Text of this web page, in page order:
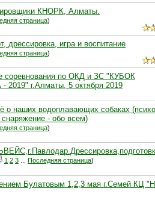
КНОРК, Алматы.
страница)
дрессировка, игра и воспитание
страница)
соревнования по ОКД и ЗС "КУБОК
г.Алматы, 5 октября 2019
о наших водоплавающих собаках
снаряжение - обо всем)
страница)
1 2 3 Последняя страница)
Булатовым 1,2,3 мая г.Семей КЦ